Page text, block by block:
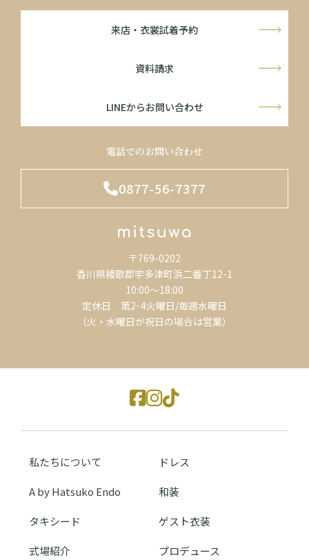
来店・衣裳試着予約
資料請求
LINEからお問い合わせ
電話でのお問い合わせ
0877-56-7377
〒769-0202
香川県綾歌郡宇多津町浜二番丁12-1
10:00～18:00
定休日 第2･4火曜日/毎週水曜日
（火・水曜日が祝日の場合は営業）
私たちについて ドレス
A by Hatsuko Endo 和装
タキシード ゲスト衣装
式場紹介 プロデュース